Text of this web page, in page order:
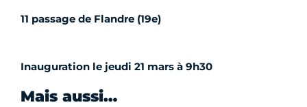
11 passage de Flandre (19e)
Inauguration le jeudi 21 mars à 9h30
Mais aussi…